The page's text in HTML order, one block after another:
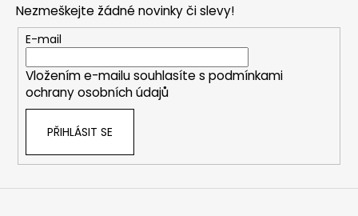
a
c
í
p
r
ý
p
Nezmeškejte žádné novinky či slevy!
E-mail
Vložením e-mailu souhlasíte s podmínkami
ochrany osobních údajů
PŘIHLÁSIT SE